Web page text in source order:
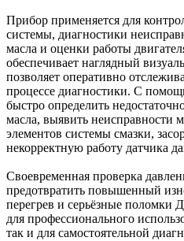
Прибор применяется для
системы, диагностики
масла и оценки работы
обеспечивает наглядный
позволяет оперативно
процессе диагностики. С
быстро определить
масла, выявить неисправности
элементов системы смазки,
некорректную работу датчика
Своевременная проверка
предотвратить повышенный
перегрев и серьёзные поломки
для профессионального
так и для самостоятельной